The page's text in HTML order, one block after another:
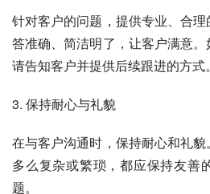
针对客户的问题，提供专业、合
答准确、简洁明了，让客户满意。
请告知客户并提供后续跟进的方式。
3. 保持耐心与礼貌
在与客户沟通时，保持耐心和礼
多么复杂或繁琐，都应保持友善
题。